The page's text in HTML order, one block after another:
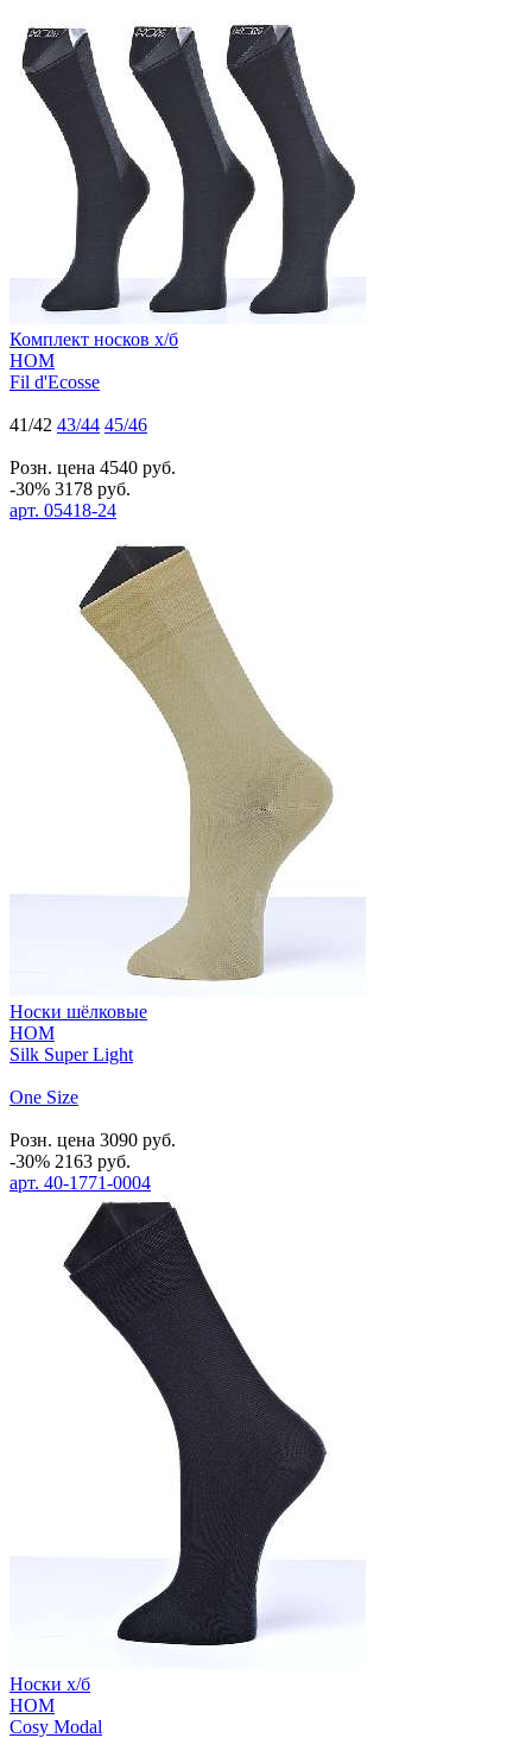
Комплект носков х/б
HOM
Fil d'Ecosse
41/42 43/44 45/46
Розн. цена 4540 руб.
-30% 3178 руб.
арт. 05418-24
Носки шёлковые
HOM
Silk Super Light
One Size
Розн. цена 3090 руб.
-30% 2163 руб.
арт. 40-1771-0004
Носки х/б
HOM
Cosy Modal